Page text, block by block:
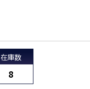
在庫数
8